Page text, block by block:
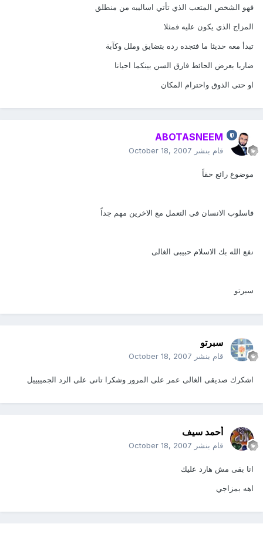
فهو الشخص المتعب الذي تأتي اساليبه من منطلق
المزاج الذي يكون عليه فمثلا
تبدأ معه حديثا ما فتجده رده بتضايق وملل وكآبة
ضاربا بعرض الحائط فارق السن بينكما احيانا
او حتى الذوق واحترام المكان
ABOTASNEEM
قام بنشر October 18, 2007
موضوع رائع حقاً
فاسلوب الانسان فى التعمل مع الاخرين مهم جداً
نفع الله بك الاسلام حبيبى الغالى
سبرتو
سبرتو
قام بنشر October 18, 2007
اشكرك صديقى الغالى عمر على المرور وشكرا تانى على الرد الجمييييل
أحمد سيف
قام بنشر October 18, 2007
انا بقى مش هارد عليك
اهه بمزاجي